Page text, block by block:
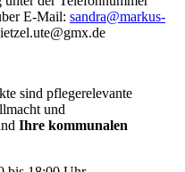
E-Mail: sandra@markus-
sind pflegerelevante
und
Ihre kommunalen